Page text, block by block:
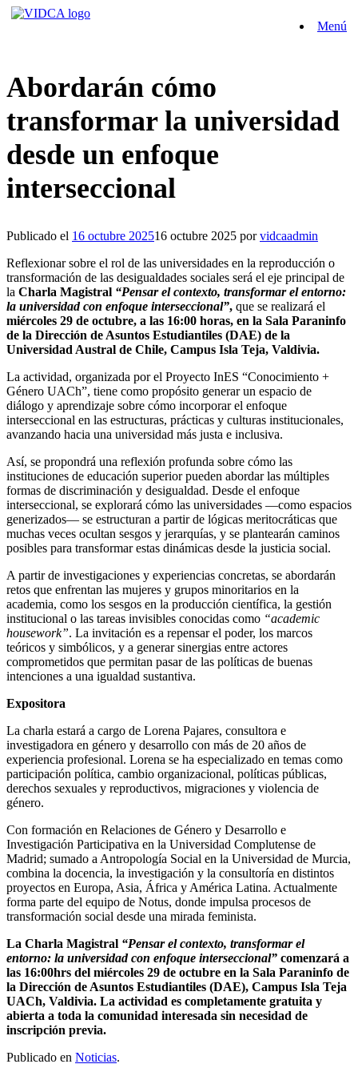
Saltar
Menú
Abordarán cómo
transformar la universidad
desde un enfoque
interseccional
Publicado el 16 octubre 202516 octubre 2025 porvidcaadmin
Reflexionar sobre el rol de las universidades en la reproducción o
transformación de las desigualdades sociales será el eje principal de
la Charla Magistral “Pensar el contexto, transformar el entorno:
la universidad con enfoque interseccional”, que se realizará el
miércoles 29 de octubre, a las 16:00 horas, en la Sala Paraninfo
de la Dirección de Asuntos Estudiantiles (DAE) de la
Universidad Austral de Chile, Campus Isla Teja, Valdivia.
La actividad, organizada por el Proyecto InES “Conocimiento +
Género UACh”, tiene como propósito generar un espacio de
diálogo y aprendizaje sobre cómo incorporar el enfoque
interseccional en las estructuras, prácticas y culturas institucionales,
avanzando hacia una universidad más justa e inclusiva.
Así, se propondrá una reflexión profunda sobre cómo las
instituciones de educación superior pueden abordar las múltiples
formas de discriminación y desigualdad. Desde el enfoque
interseccional, se explorará cómo las universidades —como espacios
generizados— se estructuran a partir de lógicas meritocráticas que
muchas veces ocultan sesgos y jerarquías, y se plantearán caminos
posibles para transformar estas dinámicas desde la justicia social.
A partir de investigaciones y experiencias concretas, se abordarán
retos que enfrentan las mujeres y grupos minoritarios en la
academia, como los sesgos en la producción científica, la gestión
institucional o las tareas invisibles conocidas como “academic
housework”. La invitación es a repensar el poder, los marcos
teóricos y simbólicos, y a generar sinergias entre actores
comprometidos que permitan pasar de las políticas de buenas
intenciones a una igualdad sustantiva.
Expositora
La charla estará a cargo de Lorena Pajares, consultora e
investigadora en género y desarrollo con más de 20 años de
experiencia profesional. Lorena se ha especializado en temas como
participación política, cambio organizacional, políticas públicas,
derechos sexuales y reproductivos, migraciones y violencia de
género.
Con formación en Relaciones de Género y Desarrollo e
Investigación Participativa en la Universidad Complutense de
Madrid; sumado a Antropología Social en la Universidad de Murcia,
combina la docencia, la investigación y la consultoría en distintos
proyectos en Europa, Asia, África y América Latina. Actualmente
forma parte del equipo de Notus, donde impulsa procesos de
transformación social desde una mirada feminista.
La Charla Magistral “Pensar el contexto, transformar el
entorno: la universidad con enfoque interseccional” comenzará a
las 16:00hrs del miércoles 29 de octubre en la Sala Paraninfo de
la Dirección de Asuntos Estudiantiles (DAE), Campus Isla Teja
UACh, Valdivia. La actividad es completamente gratuita y
abierta a toda la comunidad interesada sin necesidad de
inscripción previa.
Publicado en Noticias.